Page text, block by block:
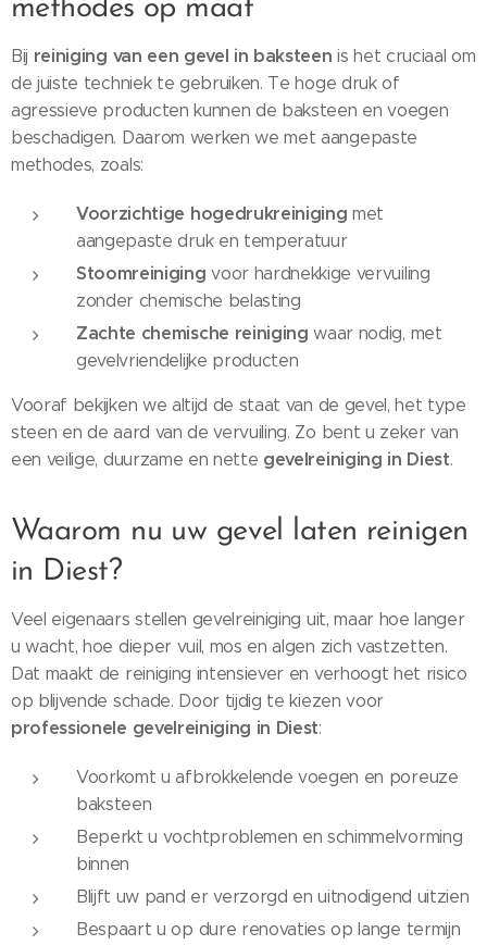
methodes op maat
Bij reiniging van een gevel in baksteen is het cruciaal om
de juiste techniek te gebruiken. Te hoge druk of
agressieve producten kunnen de baksteen en voegen
beschadigen. Daarom werken we met aangepaste
methodes, zoals:
Voorzichtige hogedrukreiniging met
aangepaste druk en temperatuur
Stoomreiniging voor hardnekkige vervuiling
zonder chemische belasting
Zachte chemische reiniging waar nodig, met
gevelvriendelijke producten
Vooraf bekijken we altijd de staat van de gevel, het type
steen en de aard van de vervuiling. Zo bent u zeker van
een veilige, duurzame en nette gevelreiniging in Diest.
Waarom nu uw gevel laten reinigen
in Diest?
Veel eigenaars stellen gevelreiniging uit, maar hoe langer
u wacht, hoe dieper vuil, mos en algen zich vastzetten.
Dat maakt de reiniging intensiever en verhoogt het risico
op blijvende schade. Door tijdig te kiezen voor
professionele gevelreiniging in Diest:
Voorkomt u afbrokkelende voegen en poreuze
baksteen
Beperkt u vochtproblemen en schimmelvorming
binnen
Blijft uw pand er verzorgd en uitnodigend uitzien
Bespaart u op dure renovaties op lange termijn